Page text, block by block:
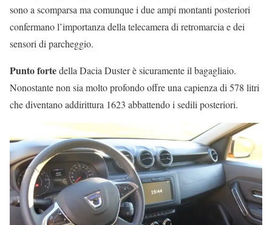
sono a scomparsa ma comunque i due ampi montanti posteriori
confermano l’importanza della telecamera di retromarcia e dei
sensori di parcheggio.
Punto fortedella Dacia Duster è sicuramente il bagagliaio.
Nonostante non sia molto profondo offre una capienza di 578 litri
che diventano addirittura 1623 abbattendo i sedili posteriori.